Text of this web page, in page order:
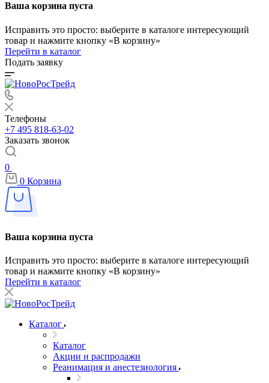
Ваша корзина пуста
Исправить это просто: выберите в каталоге интересующий
товар и нажмите кнопку «В корзину»
Перейти в каталог
Подать заявку
Телефоны
+7 495 818-63-02
Заказать звонок
0
0 Корзина
Ваша корзина пуста
Исправить это просто: выберите в каталоге интересующий
товар и нажмите кнопку «В корзину»
Перейти в каталог
Каталог
Каталог
Акции и распродажи
Реанимация и анестезиология